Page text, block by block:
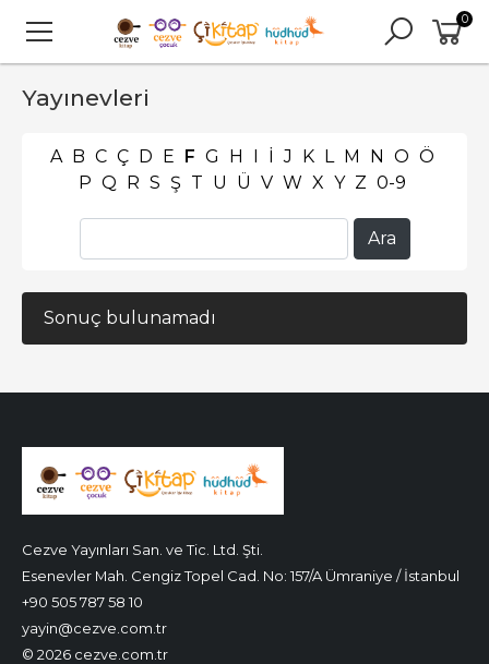
0
Yayınevleri
A B C Ç D E F G H I İ J K L M N O Ö
P Q R S Ş T U Ü V W X Y Z 0-9
Sonuç bulunamadı
Cezve Yayınları San. ve Tic. Ltd. Şti.
Esenevler Mah. Cengiz Topel Cad. No: 157/A Ümraniye / İstanbul
+90 505 787 58 10
yayin@cezve.com.tr
© 2026 cezve.com.tr